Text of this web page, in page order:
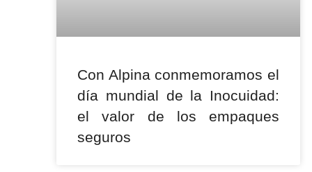
Con Alpina conmemoramos el
día mundial de la Inocuidad:
el valor de los empaques
seguros